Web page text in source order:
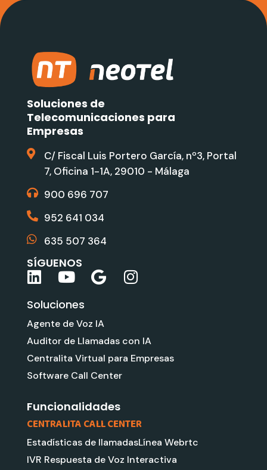
Soluciones de
Telecomunicaciones para
Empresas
C/ Fiscal Luis Portero García, nº3, Portal
7, Oficina 1-1A, 29010 - Málaga
900 696 707
952 641 034
635 507 364
SÍGUENOS
L
n
k
e
d
i
n
Y
u
t
u
b
e
G
g
l
e
I
a
g
Soluciones
Agente de Voz IA
Auditor de Llamadas con IA
Centralita Virtual para Empresas
Software Call Center
Funcionalidades
CENTRALITA CALL CENTER
Estadísticas de llamadasLínea Webrtc
IVR Respuesta de Voz Interactiva